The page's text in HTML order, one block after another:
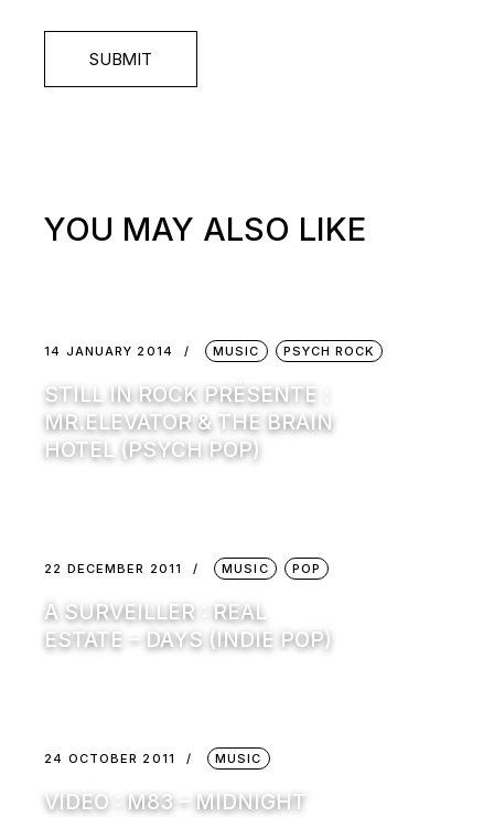
SUBMIT
YOU MAY ALSO LIKE
14 JANUARY 2014 MUSIC PSYCH ROCK
STILL IN ROCK PRÉSENTE :
MR.ELEVATOR & THE BRAIN
HOTEL (PSYCH POP)
22 DECEMBER 2011 MUSIC POP
À SURVEILLER : REAL
ESTATE – DAYS (INDIE POP)
24 OCTOBER 2011 MUSIC
VIDEO : M83 – MIDNIGHT